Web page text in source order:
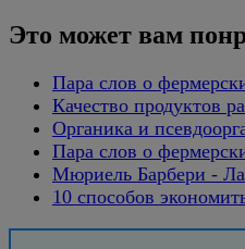
Это может вам
Пара слов о
Качество продуктов
Органика и
Пара слов о
Мюриель Барбери -
10 способов